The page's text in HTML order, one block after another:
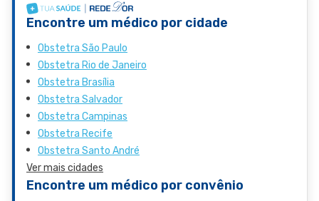
Encontre um médico por cidade
Obstetra São Paulo
Obstetra Rio de Janeiro
Obstetra Brasília
Obstetra Salvador
Obstetra Campinas
Obstetra Recife
Obstetra Santo André
Ver mais cidades
Encontre um médico por convênio